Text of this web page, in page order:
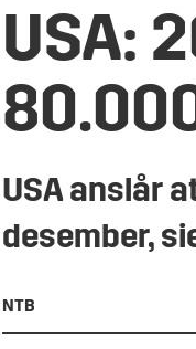
USA:
USA anslår
desember,
NTB